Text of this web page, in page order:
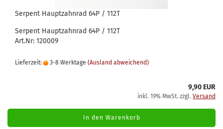
Serpent Hauptzahnrad 64P / 112T
Serpent Hauptzahnrad 64P / 112T
Art.Nr: 120009
Lieferzeit: 3-8 Werktage (Ausland abweichend)
9,90 EUR
inkl. 19% MwSt. zzgl. Versand
In den Warenkorb